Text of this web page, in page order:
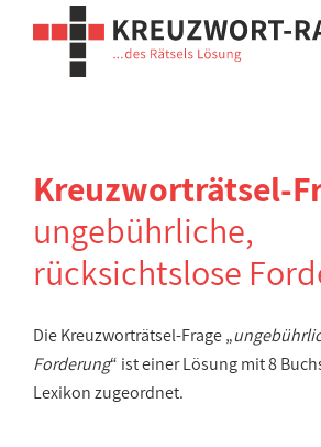
Kreuzworträtsel-
ungebührliche,
rücksichtslose
Die Kreuzworträtsel-Frage „
Forderung“ ist einer Lösung mit 8
Lexikon zugeordnet.